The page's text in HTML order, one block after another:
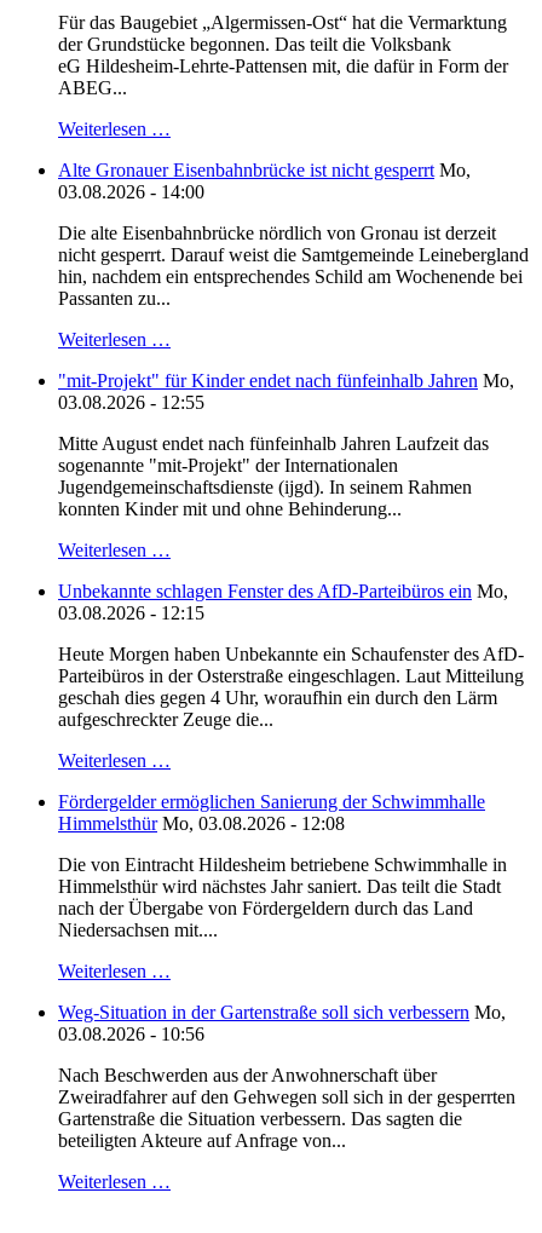
Für das Baugebiet „Algermissen-Ost“ hat die Vermarktung
der Grundstücke begonnen. Das teilt die Volksbank
eG Hildesheim-Lehrte-Pattensen mit, die dafür in Form der
ABEG...
Weiterlesen …
Alte Gronauer Eisenbahnbrücke ist nicht gesperrt Mo,
03.08.2026 - 14:00
Die alte Eisenbahnbrücke nördlich von Gronau ist derzeit
nicht gesperrt. Darauf weist die Samtgemeinde Leinebergland
hin, nachdem ein entsprechendes Schild am Wochenende bei
Passanten zu...
Weiterlesen …
"mit-Projekt" für Kinder endet nach fünfeinhalb Jahren Mo,
03.08.2026 - 12:55
Mitte August endet nach fünfeinhalb Jahren Laufzeit das
sogenannte "mit-Projekt" der Internationalen
Jugendgemeinschaftsdienste (ijgd). In seinem Rahmen
konnten Kinder mit und ohne Behinderung...
Weiterlesen …
Unbekannte schlagen Fenster des AfD-Parteibüros ein Mo,
03.08.2026 - 12:15
Heute Morgen haben Unbekannte ein Schaufenster des AfD-
Parteibüros in der Osterstraße eingeschlagen. Laut Mitteilung
geschah dies gegen 4 Uhr, woraufhin ein durch den Lärm
aufgeschreckter Zeuge die...
Weiterlesen …
Fördergelder ermöglichen Sanierung der Schwimmhalle
Himmelsthür Mo, 03.08.2026 - 12:08
Die von Eintracht Hildesheim betriebene Schwimmhalle in
Himmelsthür wird nächstes Jahr saniert. Das teilt die Stadt
nach der Übergabe von Fördergeldern durch das Land
Niedersachsen mit....
Weiterlesen …
Weg-Situation in der Gartenstraße soll sich verbessern Mo,
03.08.2026 - 10:56
Nach Beschwerden aus der Anwohnerschaft über
Zweiradfahrer auf den Gehwegen soll sich in der gesperrten
Gartenstraße die Situation verbessern. Das sagten die
beteiligten Akteure auf Anfrage von...
Weiterlesen …